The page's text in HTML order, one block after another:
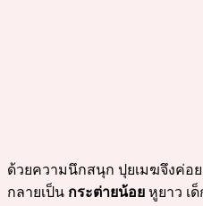
ด้วยความนึกสนุก ปุยเมฆจึงค่อย
กลายเป็น กระต่ายน้อย หูยาว เ